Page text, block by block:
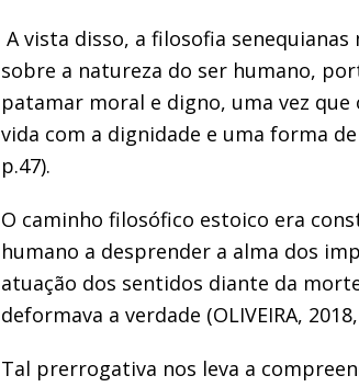
A vista disso, a filosofia
sobre a natureza do ser humano,
patamar moral e digno, uma vez
vida com a dignidade e uma forma
p.47).
O caminho filosófico estoico era
humano a desprender a alma dos
atuação dos sentidos diante da
deformava a verdade (OLIVEIRA,
Tal prerrogativa nos leva a